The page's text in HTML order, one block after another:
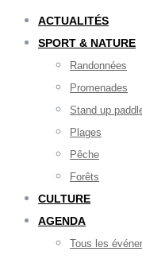
ACTUALITÉS
SPORT & NATURE
Randonnées
Promenades
Stand up
Plages
Pêche
Forêts
CULTURE
AGENDA
Tous les